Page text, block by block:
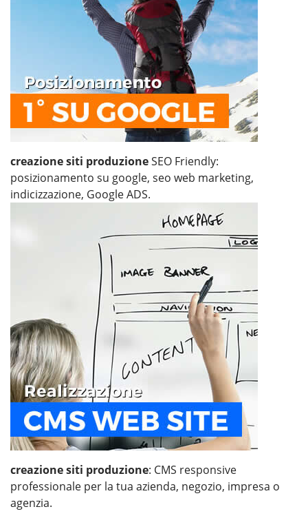
creazione siti produzioneSEO Friendly:
posizionamento su google, seo web marketing,
indicizzazione, Google ADS.
creazione siti produzione: CMS responsive
professionale per la tua azienda, negozio, impresa o
agenzia.